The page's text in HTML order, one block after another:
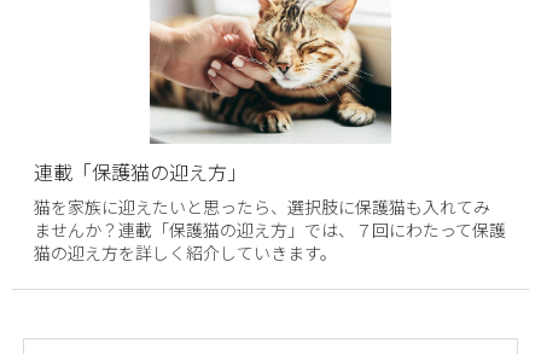
連載「保護猫の迎え方」
猫を家族に迎えたいと思ったら、選択肢に保護猫も入れてみ
ませんか？連載「保護猫の迎え方」では、７回にわたって保護
猫の迎え方を詳しく紹介していきます。